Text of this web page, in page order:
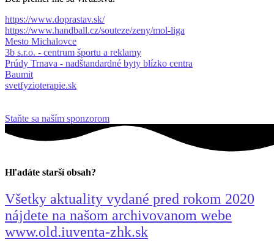
https://www.doprastav.sk/
https://www.handball.cz/souteze/zeny/mol-liga
Mesto Michalovce
3b s.r.o. - centrum športu a reklamy
Prúdy Trnava - nadštandardné byty blízko centra
Baumit
svetfyzioterapie.sk
Staňte sa naším sponzorom
Hľadáte starší obsah?
Všetky aktuality vydané pred rokom 2020
nájdete na našom archivovanom webe
www.old.iuventa-zhk.sk